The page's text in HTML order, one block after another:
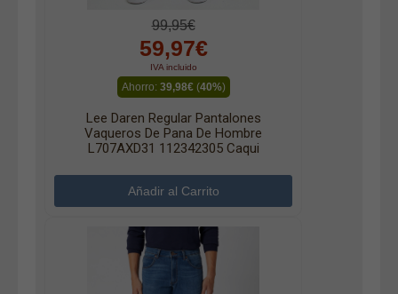
99,95€
59,97€
IVA incluido
Ahorro: 39,98€(40%)
Lee Daren Regular Pantalones
Vaqueros De Pana De Hombre
L707AXD31 112342305 Caqui